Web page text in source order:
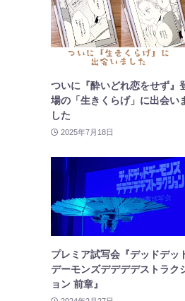
ついに『酔いどれ恋をせず』
場の「生きくらげ」に出会い
した
2025年7月18日
プレミア試写会『デッドデッ
デーモンズデデデデストラク
ョン 前章』